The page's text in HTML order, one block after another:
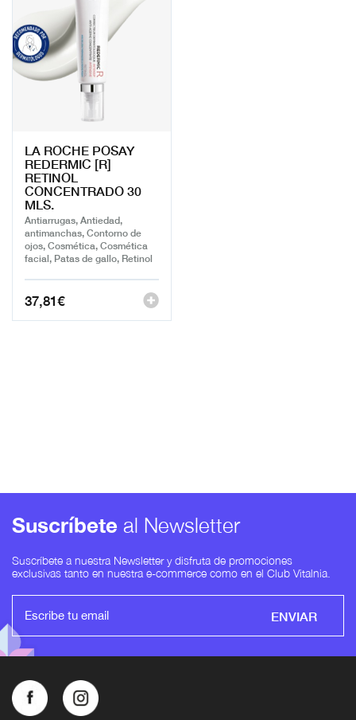
LA ROCHE POSAY
REDERMIC [R]
RETINOL
CONCENTRADO 30
MLS.
Antiarrugas, Antiedad,
antimanchas, Contorno de
ojos, Cosmética, Cosmética
facial, Patas de gallo, Retinol
37,81€
Suscríbete al Newsletter
Suscríbete a nuestra Newsletter y disfruta de promociones
exclusivas tanto en nuestra e-commerce como en el Club Vitalnia.
ENVIAR